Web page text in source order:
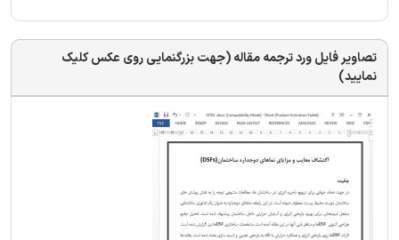
تصاویر فایل ورد ترجمه مقاله (جهت بزرگنمایی روی عکس کلیک
نمایید)